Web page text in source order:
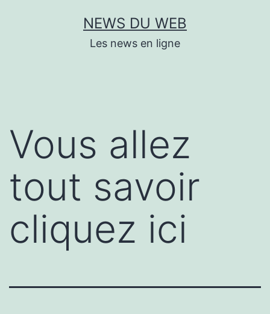
NEWS DU WEB
Les news en ligne
Vous allez
tout savoir
cliquez ici